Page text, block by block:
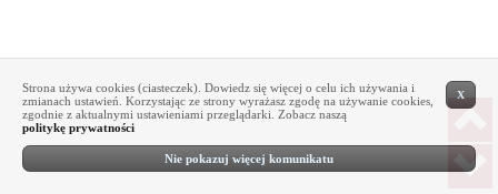
X
Strona używa cookies (ciasteczek). Dowiedz się więcej o celu ich używania i
zmianach ustawień. Korzystając ze strony wyrażasz zgodę na używanie cookies,
zgodnie z aktualnymi ustawieniami przeglądarki. Zobacz naszą
politykę prywatności
Nie pokazuj więcej komunikatu